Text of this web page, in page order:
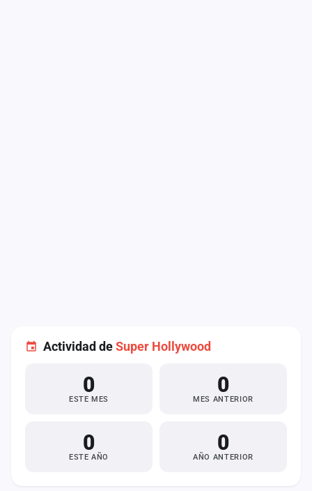
Actividad deSuper Hollywood
0
ESTE MES
0
MES ANTERIOR
0
ESTE AÑO
0
AÑO ANTERIOR